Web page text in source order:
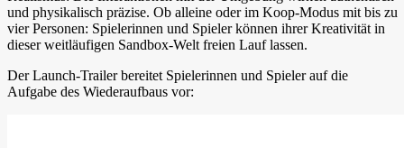
und physikalisch präzise. Ob alleine oder im Koop-Modus mit bis zu
vier Personen: Spielerinnen und Spieler können ihrer Kreativität in
dieser weitläufigen Sandbox-Welt freien Lauf lassen.
Der Launch-Trailer bereitet Spielerinnen und Spieler auf die
Aufgabe des Wiederaufbaus vor: